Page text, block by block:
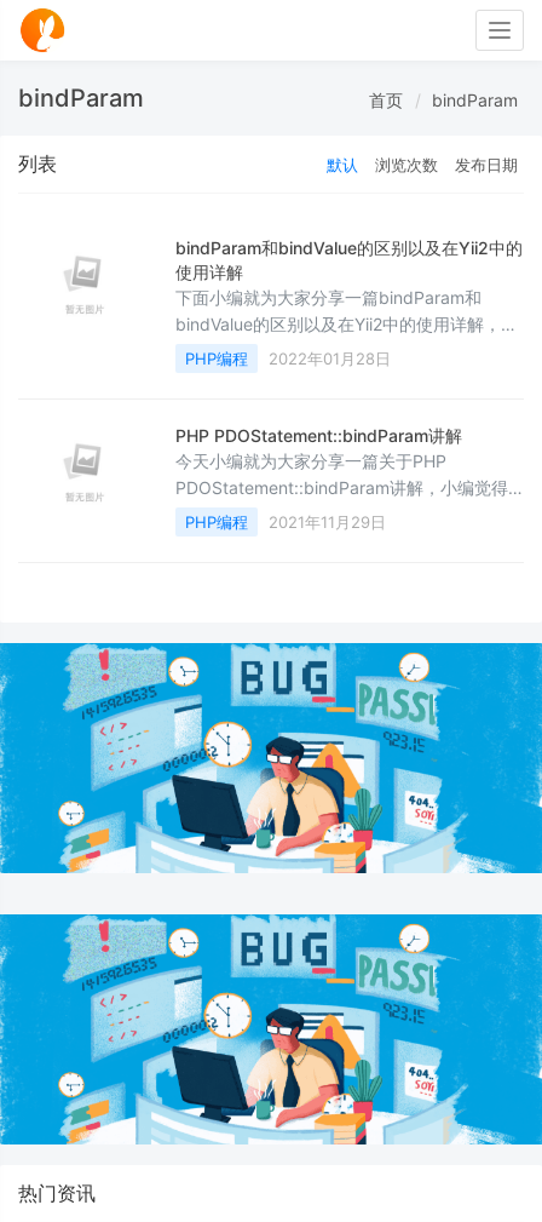
bindParam 首页 bindParam
列表 默认 浏览次数 发布日期
bindParam和bindValue的区别以及在Yii2中的
使用详解
下面小编就为大家分享一篇bindParam和
bindValue的区别以及在Yii2中的使用详解，具
有很好的参考价值，希望对大家有所帮助。一
起跟随小编过来看看吧
PHP编程 2022年01月28日
PHP PDOStatement::bindParam讲解
今天小编就为大家分享一篇关于PHP
PDOStatement::bindParam讲解，小编觉得
内容挺不错的，现在分享给大家，具有很好的
参考价值，需要的朋友一起跟随小编来看看吧
PHP编程 2021年11月29日
热门资讯